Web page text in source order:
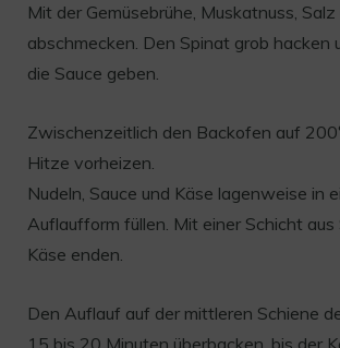
Mit der Gemüsebrühe, Muskatnuss,
abschmecken. Den Spinat grob hacken
die Sauce geben.
Zwischenzeitlich den Backofen auf
Hitze vorheizen.
Nudeln, Sauce und Käse lagenweise in
Auflaufform füllen. Mit einer Schicht aus
Käse enden.
Den Auflauf auf der mittleren Schiene